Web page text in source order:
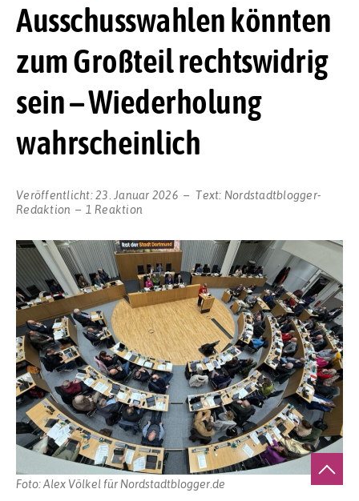
Ausschusswahlen könnten
zum Großteil rechtswidrig
sein – Wiederholung
wahrscheinlich
Veröffentlicht:23. Januar 2026 Text: Nordstadtblogger-
Redaktion
1 Reaktion
Foto: Alex Völkel für Nordstadtblogger.de